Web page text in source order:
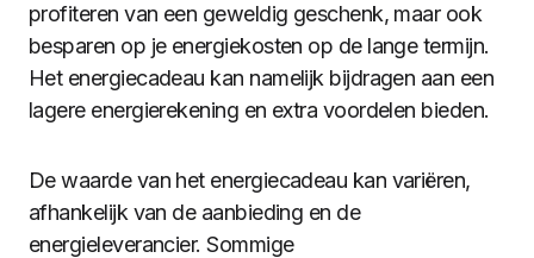
profiteren van een geweldig geschenk, maar ook
besparen op je energiekosten op de lange termijn.
Het energiecadeau kan namelijk bijdragen aan een
lagere energierekening en extra voordelen bieden.
De waarde van het energiecadeau kan variëren,
afhankelijk van de aanbieding en de
energieleverancier. Sommige